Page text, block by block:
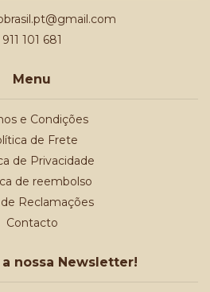
911 101 681
Menu
e Condições
de Frete
de Privacidade
de reembolso
Reclamações
Contacto
nossa Newsletter!